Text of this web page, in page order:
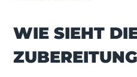
WIE SIEHT